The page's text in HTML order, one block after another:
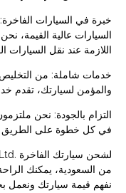
السيارات عالية القيمة،
اللازمة عند نقل السيارات
خدمات شاملة: من التخليص
والمؤمن لسيارتك، تقدم
في كل خطوة على الطريق
من السعودية، يمكنك
نفهم قيمة سيارتك ونعمل